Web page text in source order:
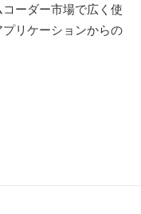
ーダー市場で広く使
リケーションからの